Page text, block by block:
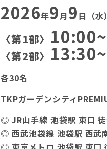
2026年9月9 日（水
〈第1部〉
〈第2部〉
各30名
TKPガーデンシティ
◎ JR山手線 池袋駅 東口
◎ 西武池袋線 池袋駅 西武